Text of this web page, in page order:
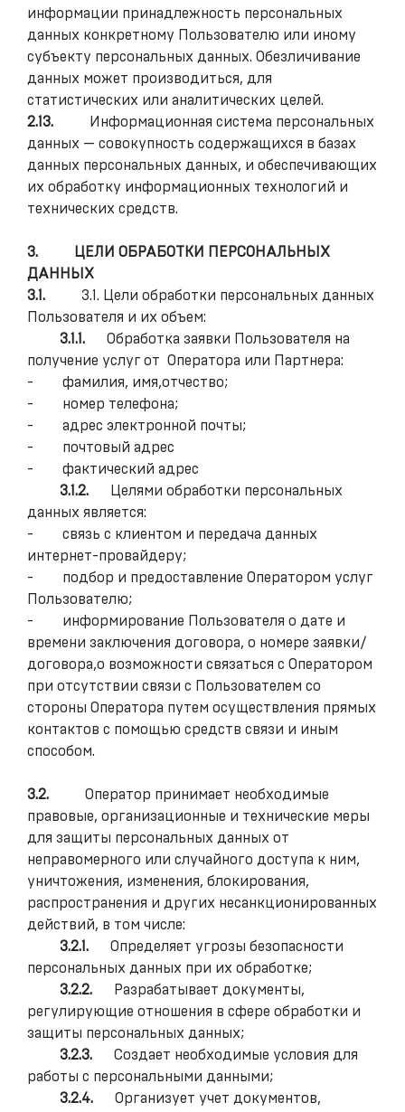
информации принадлежность персональных
данных конкретному Пользователю или иному
субъекту персональных данных. Обезличивание
данных может производиться, для
статистических или аналитических целей.
2.13.
Информационная система персональных
данных — совокупность содержащихся в базах
данных персональных данных, и обеспечивающих
их обработку информационных технологий и
технических средств.
3.
ЦЕЛИ ОБРАБОТКИ ПЕРСОНАЛЬНЫХ
ДАННЫХ
3.1. 3.1. Цели обработки персональных данных
Пользователя и их объем:
3.1.1. Обработка заявки Пользователя на
получение услуг от Оператора или Партнера:
- фамилия, имя,отчество;
- номер телефона;
- адрес электронной почты;
- почтовый адрес
- фактический адрес
3.1.2.
Целями обработки персональных
данных является:
- связь с клиентом и передача данных
интернет-провайдеру;
- подбор и предоставление Оператором услуг
Пользователю;
- информирование Пользователя о дате и
времени заключения договора, о номере заявки/
договора,о возможности связаться с Оператором
при отсутствии связи с Пользователем со
стороны Оператора путем осуществления прямых
контактов с помощью средств связи и иным
способом.
3.2. Оператор принимает необходимые
правовые, организационные и технические меры
для защиты персональных данных от
неправомерного или случайного доступа к ним,
уничтожения, изменения, блокирования,
распространения и других несанкционированных
действий, в том числе:
3.2.1. Определяет угрозы безопасности
персональных данных при их обработке;
3.2.2.
Разрабатывает документы,
регулирующие отношения в сфере обработки и
защиты персональных данных;
3.2.3. Создает необходимые условия для
работы с персональными данными;
3.2.4. Организует учет документов,